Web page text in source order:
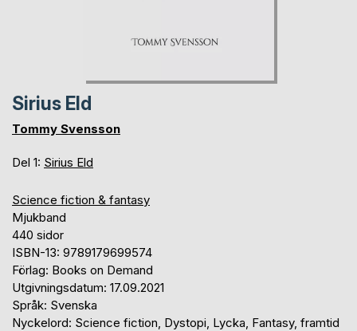
Sirius Eld
Tommy Svensson
Del 1: Sirius Eld
Science fiction & fantasy
Mjukband
440 sidor
ISBN-13: 9789179699574
Förlag: Books on Demand
Utgivningsdatum: 17.09.2021
Språk: Svenska
Nyckelord: Science fiction, Dystopi, Lycka, Fantasy, framtid